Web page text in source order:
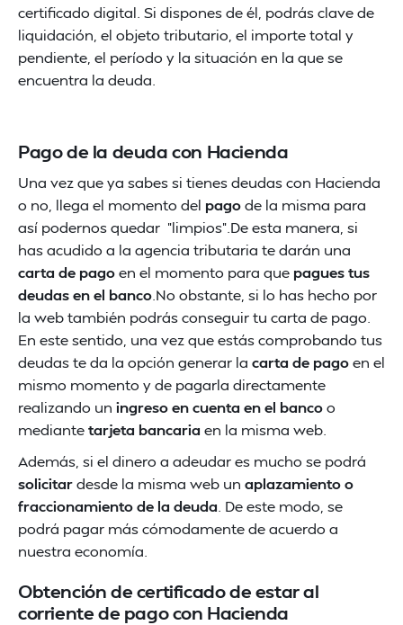
certificado digital. Si dispones de él, podrás clave de
liquidación, el objeto tributario, el importe total y
pendiente, el período y la situación en la que se
encuentra la deuda.
Pago de la deuda con Hacienda
Una vez que ya sabes si tienes deudas con Hacienda
o no, llega el momento del pagode la misma para
así podernos quedar "limpios".De esta manera, si
has acudido a la agencia tributaria te darán una
carta de pagoen el momento para que pagues tus
deudas en el banco .No obstante, si lo has hecho por
la web también podrás conseguir tu carta de pago.
En este sentido, una vez que estás comprobando tus
deudas te da la opción generar la carta de pagoen el
mismo momento y de pagarla directamente
realizando un ingreso en cuenta en el bancoo
mediantetarjeta bancaria en la misma web.
Además, si el dinero a adeudar es mucho se podrá
solicitardesde la misma web un aplazamiento o
fraccionamiento de la deuda . De este modo, se
podrá pagar más cómodamente de acuerdo a
nuestra economía.
Obtención de certificado de estar al
corriente de pago con Hacienda